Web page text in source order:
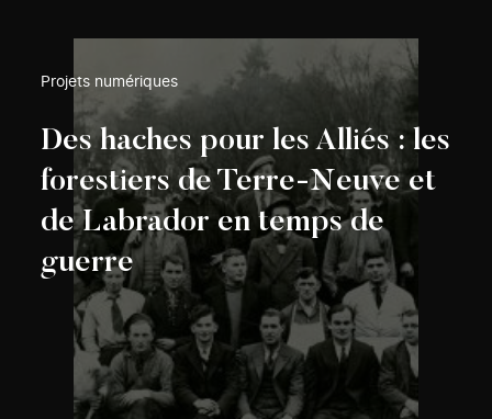
Projets numériques
Des haches pour les Alliés : les
forestiers de Terre-Neuve et
de Labrador en temps de
guerre